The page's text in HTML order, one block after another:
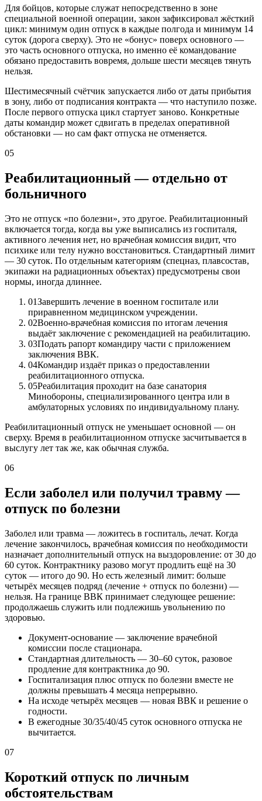
Для бойцов, которые служат непосредственно в зоне
специальной военной операции, закон зафиксировал жёсткий
цикл: минимум один отпуск в каждые полгода и минимум 14
суток (дорога сверху). Это не «бонус» поверх основного —
это часть основного отпуска, но именно её командование
обязано предоставить вовремя, дольше шести месяцев тянуть
нельзя.
Шестимесячный счётчик запускается либо от даты прибытия
в зону, либо от подписания контракта — что наступило позже.
После первого отпуска цикл стартует заново. Конкретные
даты командир может сдвигать в пределах оперативной
обстановки — но сам факт отпуска не отменяется.
05
Реабилитационный — отдельно от
больничного
Это не отпуск «по болезни», это другое. Реабилитационный
включается тогда, когда вы уже выписались из госпиталя,
активного лечения нет, но врачебная комиссия видит, что
психике или телу нужно восстановиться. Стандартный лимит
— 30 суток. По отдельным категориям (спецназ, плавсостав,
экипажи на радиационных объектах) предусмотрены свои
нормы, иногда длиннее.
01Завершить лечение в военном госпитале или
приравненном медицинском учреждении.
02Военно-врачебная комиссия по итогам лечения
выдаёт заключение с рекомендацией на реабилитацию.
03Подать рапорт командиру части с приложением
заключения ВВК.
04Командир издаёт приказ о предоставлении
реабилитационного отпуска.
05Реабилитация проходит на базе санатория
Минобороны, специализированного центра или в
амбулаторных условиях по индивидуальному плану.
Реабилитационный отпуск не уменьшает основной — он
сверху. Время в реабилитационном отпуске засчитывается в
выслугу лет так же, как обычная служба.
06
Если заболел или получил травму —
отпуск по болезни
Заболел или травма — ложитесь в госпиталь, лечат. Когда
лечение закончилось, врачебная комиссия по необходимости
назначает дополнительный отпуск на выздоровление: от 30 до
60 суток. Контрактнику разово могут продлить ещё на 30
суток — итого до 90. Но есть железный лимит: больше
четырёх месяцев подряд (лечение + отпуск по болезни) —
нельзя. На границе ВВК принимает следующее решение:
продолжаешь служить или подлежишь увольнению по
здоровью.
Документ-основание — заключение врачебной
комиссии после стационара.
Стандартная длительность — 30–60 суток, разовое
продление для контрактника до 90.
Госпитализация плюс отпуск по болезни вместе не
должны превышать 4 месяца непрерывно.
На исходе четырёх месяцев — новая ВВК и решение о
годности.
В ежегодные 30/35/40/45 суток основного отпуска не
вычитается.
07
Короткий отпуск по личным
обстоятельствам